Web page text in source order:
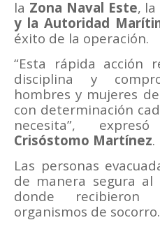
la Zona Naval Este, la
y la Autoridad
éxito de la operación.
“Esta rápida acción
disciplina y
hombres y mujeres
con determinación
necesita”,
Crisóstomo Martínez.
Las personas
de manera segura al
donde
organismos de socorro.